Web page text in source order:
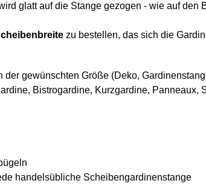
glatt auf die Stange gezogen - wie auf den
zu bestellen, das sich die
der gewünschten Größe (Deko,
Bistrogardine, Kurzgardine, Panneaux,
handelsübliche Scheibengardinenstange